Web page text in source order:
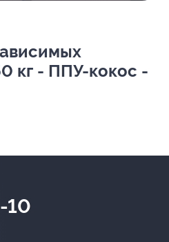
кг - ППУ-кокос -
10